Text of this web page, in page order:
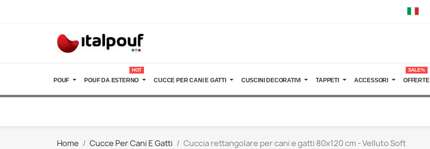
POUF POUF DA ESTERNO
HOT
CUCCE PER CANI E GATTI CUSCINI DECORATIVI TAPPETI ACCESSORI OFFERTE
SALE%
Home Cucce Per Cani E Gatti Cuccia rettangolare per cani e gatti 80x120 cm - Velluto Soft